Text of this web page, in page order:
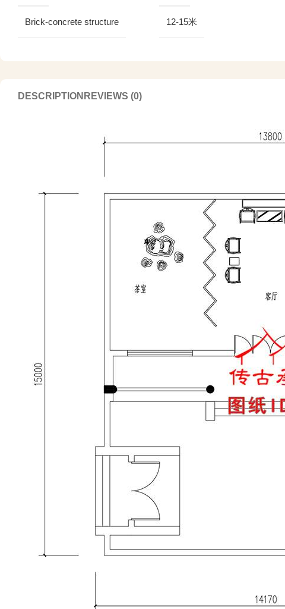
Brick-concrete structure 12-15米
DESCRIPTION REVIEWS (0)